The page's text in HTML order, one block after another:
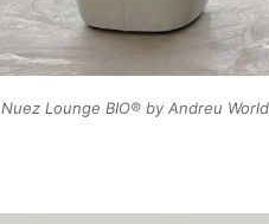
Nuez Lounge BIO® by Andreu